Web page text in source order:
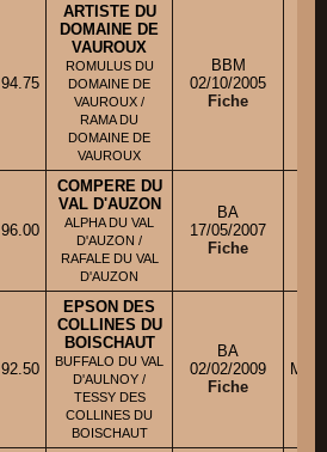
94.75
ARTISTE DU
DOMAINE DE
VAUROUX
ROMULUS DU
DOMAINE DE
VAUROUX /
RAMA DU
DOMAINE DE
VAUROUX
BBM
02/10/2005
Fiche
96.00
COMPERE DU
VAL D'AUZON
ALPHA DU VAL
D'AUZON /
RAFALE DU VAL
D'AUZON
BA
17/05/2007
Fiche
92.50
EPSON DES
COLLINES DU
BOISCHAUT
BUFFALO DU VAL
D'AULNOY /
TESSY DES
COLLINES DU
BOISCHAUT
BA
02/02/2009
Fiche
M.